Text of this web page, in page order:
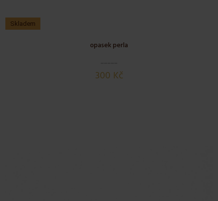
opasek perla
300 Kč
Skladem